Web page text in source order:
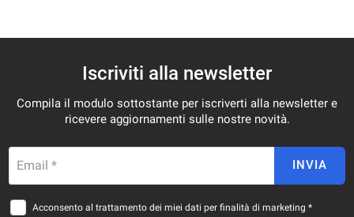
Iscriviti alla newsletter
Compila il modulo sottostante per iscriverti alla newsletter e
ricevere aggiornamenti sulle nostre novità.
Email * INVIA
Acconsento al trattamento dei miei dati per finalità di marketing *